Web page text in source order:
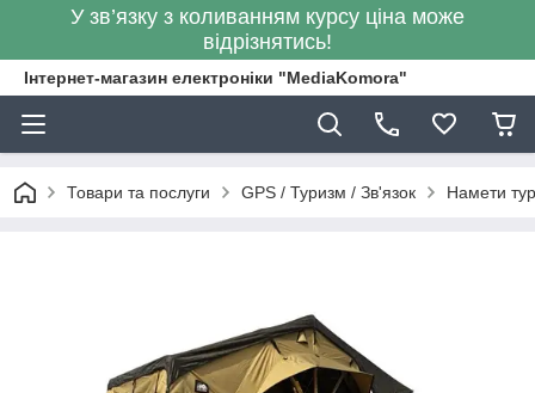
У зв’язку з коливанням курсу ціна може
відрізнятись!
Інтернет-магазин електроніки "MediaKomora"
Товари та послуги GPS / Туризм / Зв'язок Намети